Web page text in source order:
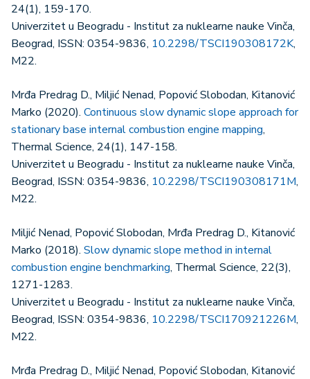
24(1), 159-170.
Univerzitet u Beogradu - Institut za nuklearne nauke Vinča,
Beograd, ISSN: 0354-9836, 10.2298/TSCI190308172K,
M22.
Mrđa Predrag D., Miljić Nenad, Popović Slobodan, Kitanović
Marko (2020). Continuous slow dynamic slope approach for
stationary base internal combustion engine mapping,
Thermal Science, 24(1), 147-158.
Univerzitet u Beogradu - Institut za nuklearne nauke Vinča,
Beograd, ISSN: 0354-9836, 10.2298/TSCI190308171M,
M22.
Miljić Nenad, Popović Slobodan, Mrđa Predrag D., Kitanović
Marko (2018). Slow dynamic slope method in internal
combustion engine benchmarking, Thermal Science, 22(3),
1271-1283.
Univerzitet u Beogradu - Institut za nuklearne nauke Vinča,
Beograd, ISSN: 0354-9836, 10.2298/TSCI170921226M,
M22.
Mrđa Predrag D., Miljić Nenad, Popović Slobodan, Kitanović